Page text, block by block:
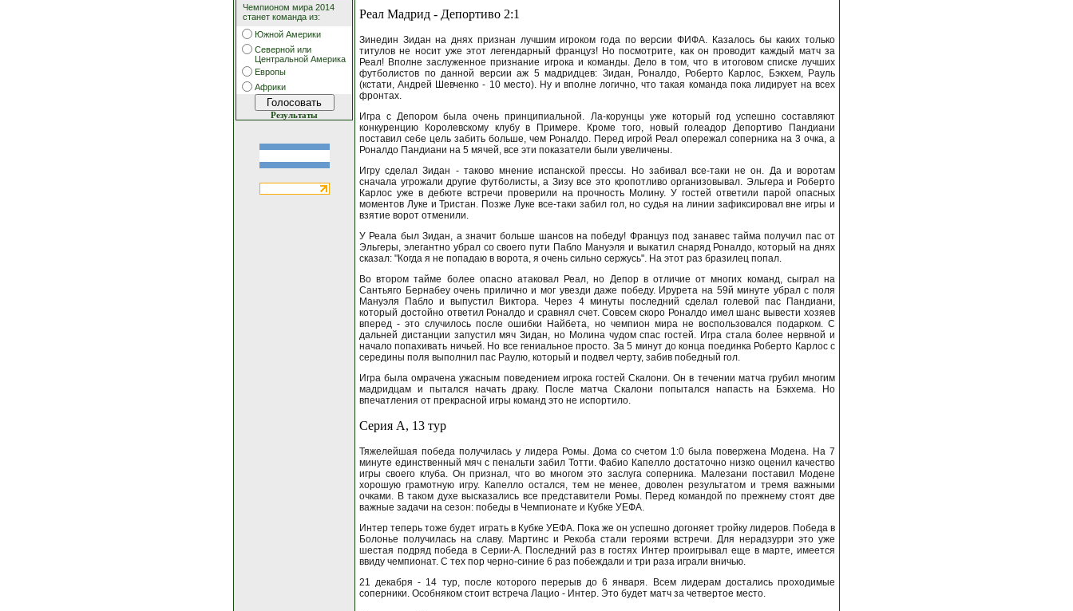
Чемпионом мира 2014
станет команда из:
Южной Америки
Северной или
Центральной Америка
Европы
Африки
Результаты
Реал Мадрид - Депортиво 2:1
Зинедин Зидан на днях признан лучшим игроком года по версии ФИФА. Казалось бы каких только
титулов не носит уже этот легендарный француз! Но посмотрите, как он проводит каждый матч за
Реал! Вполне заслуженное признание игрока и команды. Дело в том, что в итоговом списке лучших
футболистов по данной версии аж 5 мадридцев: Зидан, Роналдо, Роберто Карлос, Бэкхем, Рауль
(кстати, Андрей Шевченко - 10 место). Ну и вполне логично, что такая команда пока лидирует на всех
фронтах.
Игра с Депором была очень принципиальной. Ла-корунцы уже который год успешно составляют
конкуренцию Королевскому клубу в Примере. Кроме того, новый голеадор Депортиво Пандиани
поставил себе цель забить больше, чем Роналдо. Перед игрой Реал опережал соперника на 3 очка, а
Роналдо Пандиани на 5 мячей, все эти показатели были увеличены.
Игру сделал Зидан - таково мнение испанской прессы. Но забивал все-таки не он. Да и воротам
сначала угрожали другие футболисты, а Зизу все это кропотливо организовывал. Эльгера и Роберто
Карлос уже в дебюте встречи проверили на прочность Молину. У гостей ответили парой опасных
моментов Луке и Тристан. Позже Луке все-таки забил гол, но судья на линии зафиксировал вне игры и
взятие ворот отменили.
У Реала был Зидан, а значит больше шансов на победу! Француз под занавес тайма получил пас от
Эльгеры, элегантно убрал со своего пути Пабло Мануэля и выкатил снаряд Роналдо, который на днях
сказал: "Когда я не попадаю в ворота, я очень сильно сержусь". На этот раз бразилец попал.
Во втором тайме более опасно атаковал Реал, но Депор в отличие от многих команд, сыграл на
Сантьяго Бернабеу очень прилично и мог увезди даже победу. Ирурета на 59й минуте убрал с поля
Мануэля Пабло и выпустил Виктора. Через 4 минуты последний сделал голевой пас Пандиани,
который достойно ответил Роналдо и сравнял счет. Совсем скоро Роналдо имел шанс вывести хозяев
вперед - это случилось после ошибки Найбета, но чемпион мира не воспользовался подарком. С
дальней дистанции запустил мяч Зидан, но Молина чудом спас гостей. Игра стала более нервной и
начало попахивать ничьей. Но все гениальное просто. За 5 минут до конца поединка Роберто Карлос с
середины поля выполнил пас Раулю, который и подвел черту, забив победный гол.
Игра была омрачена ужасным поведением игрока гостей Скалони. Он в течении матча грубил многим
мадридцам и пытался начать драку. После матча Скалони попытался напасть на Бэкхема. Но
впечатления от прекрасной игры команд это не испортило.
Серия А, 13 тур
Тяжелейшая победа получилась у лидера Ромы. Дома со счетом 1:0 была повержена Модена. На 7
минуте единственный мяч с пенальти забил Тотти. Фабио Капелло достаточно низко оценил качество
игры своего клуба. Он признал, что во многом это заслуга соперника. Малезани поставил Модене
хорошую грамотную игру. Капелло остался, тем не менее, доволен результатом и тремя важными
очками. В таком духе высказались все представители Ромы. Перед командой по прежнему стоят две
важные задачи на сезон: победы в Чемпионате и Кубке УЕФА.
Интер теперь тоже будет играть в Кубке УЕФА. Пока же он успешно догоняет тройку лидеров. Победа в
Болонье получилась на славу. Мартинс и Рекоба стали героями встречи. Для нерадзурри это уже
шестая подряд победа в Серии-А. Последний раз в гостях Интер проигрывал еще в марте, имеется
ввиду чемпионат. С тех пор черно-синие 6 раз побеждали и три раза играли вничью.
21 декабря - 14 тур, после которого перерыв до 6 января. Всем лидерам достались проходимые
соперники. Особняком стоит встреча Лацио - Интер. Это будет матч за четвертое место.